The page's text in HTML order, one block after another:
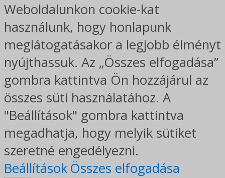
Weboldalunkon cookie-kat
használunk, hogy honlapunk
meglátogatásakor a legjobb élményt
nyújthassuk. Az „Összes elfogadása”
gombra kattintva Ön hozzájárul az
összes süti használatához. A
"Beállítások" gombra kattintva
megadhatja, hogy melyik sütiket
szeretné engedélyezni.
Beállítások Összes elfogadása